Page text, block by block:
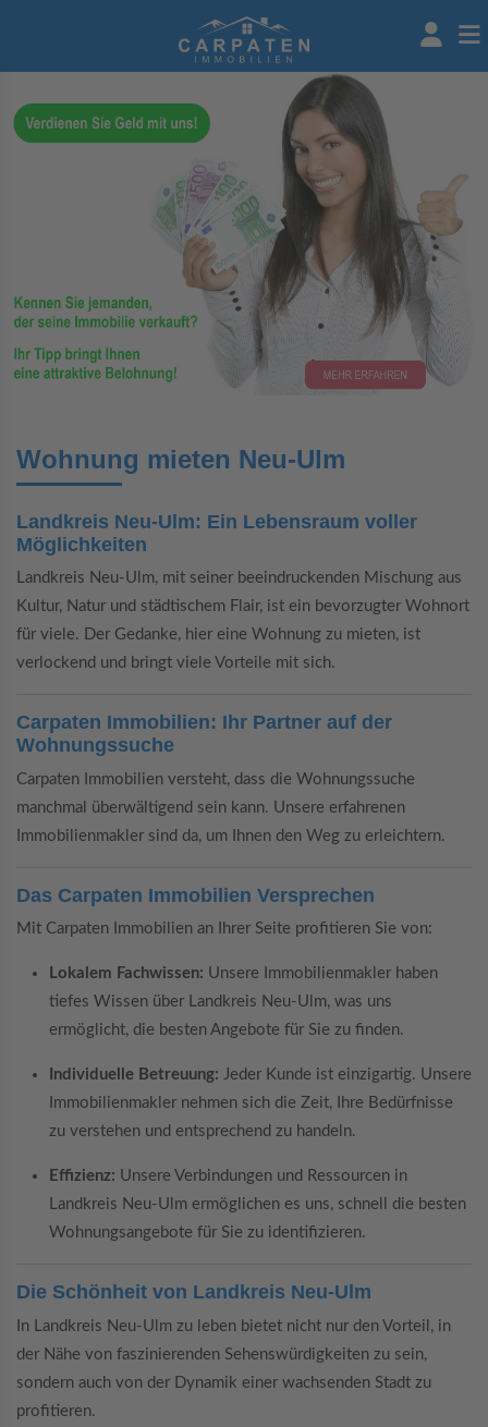
Wohnung mieten Neu-Ulm
Landkreis Neu-Ulm: Ein Lebensraum voller
Möglichkeiten
Landkreis Neu-Ulm, mit seiner beeindruckenden Mischung aus
Kultur, Natur und städtischem Flair, ist ein bevorzugter Wohnort
für viele. Der Gedanke, hier eine Wohnung zu mieten, ist
verlockend und bringt viele Vorteile mit sich.
Carpaten Immobilien: Ihr Partner auf der
Wohnungssuche
Carpaten Immobilien versteht, dass die Wohnungssuche
manchmal überwältigend sein kann. Unsere erfahrenen
Immobilienmakler sind da, um Ihnen den Weg zu erleichtern.
Das Carpaten Immobilien Versprechen
Mit Carpaten Immobilien an Ihrer Seite profitieren Sie von:
Lokalem Fachwissen: Unsere Immobilienmakler haben
tiefes Wissen über Landkreis Neu-Ulm, was uns
ermöglicht, die besten Angebote für Sie zu finden.
Individuelle Betreuung: Jeder Kunde ist einzigartig. Unsere
Immobilienmakler nehmen sich die Zeit, Ihre Bedürfnisse
zu verstehen und entsprechend zu handeln.
Effizienz: Unsere Verbindungen und Ressourcen in
Landkreis Neu-Ulm ermöglichen es uns, schnell die besten
Wohnungsangebote für Sie zu identifizieren.
Die Schönheit von Landkreis Neu-Ulm
In Landkreis Neu-Ulm zu leben bietet nicht nur den Vorteil, in
der Nähe von faszinierenden Sehenswürdigkeiten zu sein,
sondern auch von der Dynamik einer wachsenden Stadt zu
profitieren.